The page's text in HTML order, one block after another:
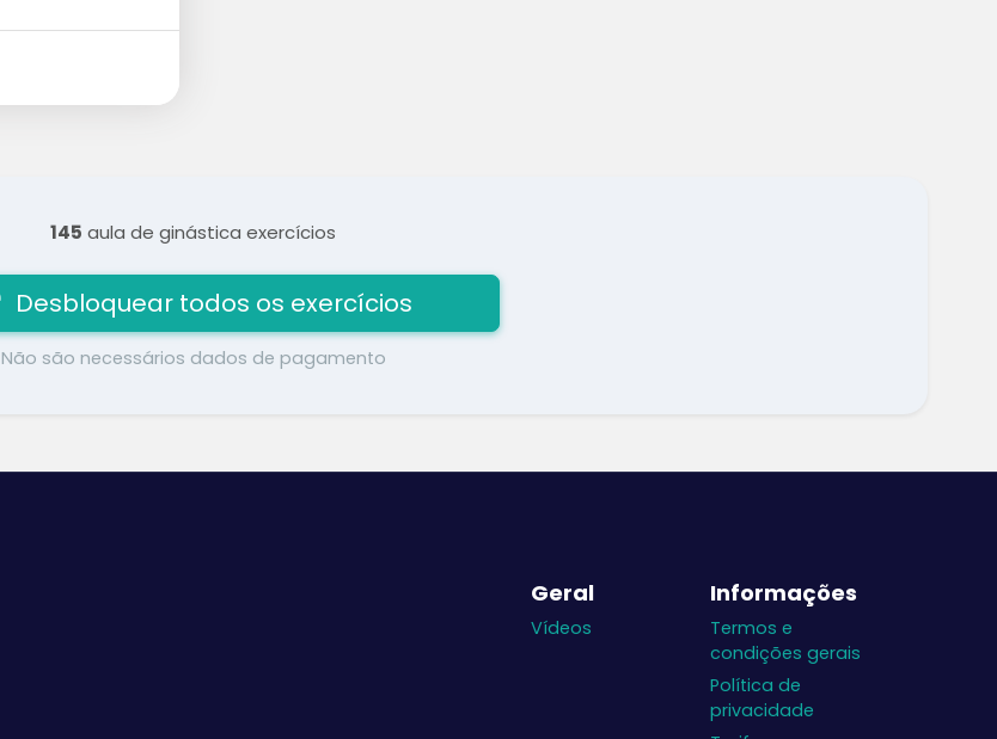
145 aula de ginástica exercícios
Desbloquear todos os exercícios
Não são necessários dados de pagamento
Geral
Vídeos
Informações
Termos e
condições gerais
Política de
privacidade